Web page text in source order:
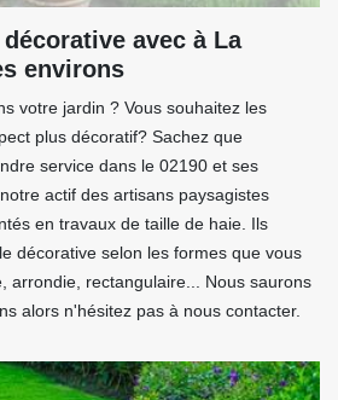
avec à La
environs
votre jardin ? Vous souhaitez les
plus décoratif? Sachez que
service dans le 02190 et ses
actif des artisans paysagistes
en travaux de taille de haie. Ils
décorative selon les formes que vous
arrondie, rectangulaire... Nous saurons
alors n'hésitez pas à nous contacter.